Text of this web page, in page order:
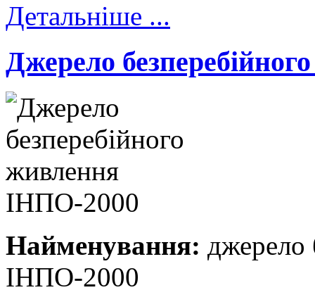
Детальніше ...
Джерело
Найменування: джерело
ІНПО-2000